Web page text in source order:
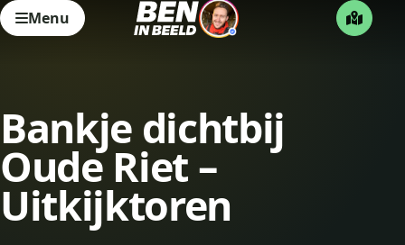
Menu
Bankje dichtbij
Oude Riet –
Uitkijktoren